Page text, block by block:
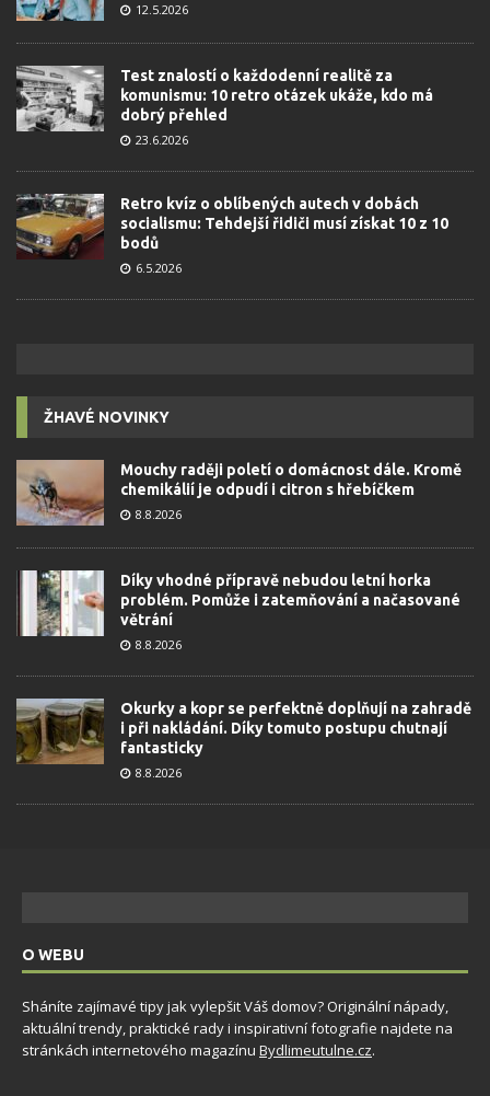
12.5.2026
Test znalostí o každodenní realitě za
komunismu: 10 retro otázek ukáže, kdo má
dobrý přehled
23.6.2026
Retro kvíz o oblíbených autech v dobách
socialismu: Tehdejší řidiči musí získat 10 z 10
bodů
6.5.2026
ŽHAVÉ NOVINKY
Mouchy raději poletí o domácnost dále. Kromě
chemikálií je odpudí i citron s hřebíčkem
8.8.2026
Díky vhodné přípravě nebudou letní horka
problém. Pomůže i zatemňování a načasované
větrání
8.8.2026
Okurky a kopr se perfektně doplňují na zahradě
i při nakládání. Díky tomuto postupu chutnají
fantasticky
8.8.2026
O WEBU
Sháníte zajímavé tipy jak vylepšit Váš domov? Originální nápady,
aktuální trendy, praktické rady i inspirativní fotografie najdete na
stránkách internetového magazínu Bydlimeutulne.cz.